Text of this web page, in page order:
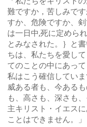
難ですか，苦しみで
すか、危険ですか、
は一日中,死に定めら
とみなされた。｝と
ちは、私たちを愛し
てのことの中にあっ
私はこう確信してい
威ある者も、今ある
も、高さも、深さも
主キリスト・イエス
ことはできません。」